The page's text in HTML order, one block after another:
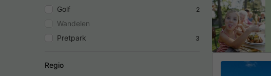
Golf
2
Wandelen
Pretpark
3
Regio